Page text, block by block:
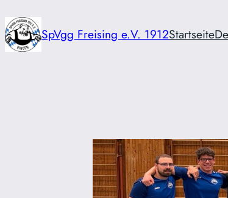
Zum
Inhalt
springen
SpVgg Freising e.V. 1912Startseite